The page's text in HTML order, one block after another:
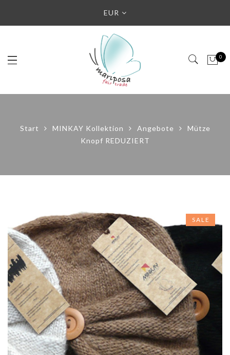
EUR
0
Start MINKAY Kollektion Angebote
Mütze
Knopf REDUZIERT
SALE